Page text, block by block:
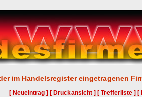
im Handelsregister eingetragenen
[ Neueintrag ] [ Druckansicht ] [ Trefferliste ] [